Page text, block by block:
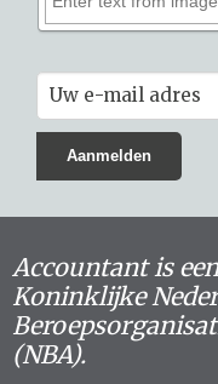
Accountant is
Koninklijke
(NBA).